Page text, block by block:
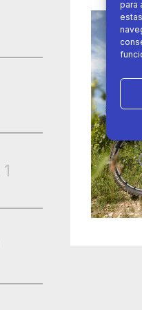
para
1